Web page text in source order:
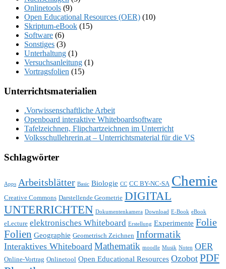
Onlinetools (9)
Open Educational Resources (OER) (10)
Skriptum-eBook (15)
Software (6)
Sonstiges (3)
Unterhaltung (1)
Versuchsanleitung (1)
Vortragsfolien (15)
Unterrichtsmaterialien
.Vorwissenschaftliche Arbeit
Openboard interaktive Whiteboardsoftware
Tafelzeichnen, Flipchartzeichnen im Unterricht
Volksschullehrerin.at – Unterrichtsmaterial für die VS
Schlagwörter
Apps Arbeitsblätter Basic Biologie CC CC BY-NC-SA Chemie
Creative Commons Darstellende Geometrie DIGITAL
UNTERRICHTEN Dokumentenkamera Download E-Book eBook
eLecture elektronisches Whiteboard Erstellung Experimente Folie
Folien Geographie Geometrisch Zeichnen Informatik
Interaktives Whiteboard Mathematik moodle Musik Noten OER
Online-Vortrag Onlinetool Open Educational Resources Ozobot PDF